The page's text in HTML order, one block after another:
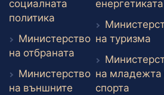
социалната
политика Външен линк
Министерство
на отбраната Външен линк
Министерство
на външните
енергетиката
на туризма
на младежта
спорта